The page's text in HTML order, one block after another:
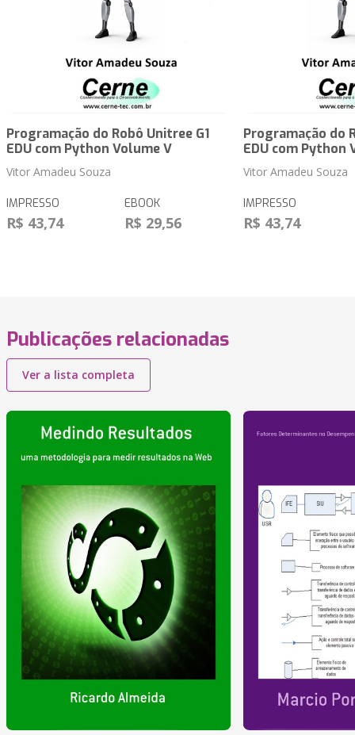
Programação do Robô Unitree G1
EDU com Python Volume V
Vitor Amadeu Souza
IMPRESSO
R$ 43,74
EBOOK
R$ 29,56
Programação do
EDU com Python
Vitor Amadeu Souza
IMPRESSO
R$ 43,74
Publicações relacionadas
Ver a lista completa